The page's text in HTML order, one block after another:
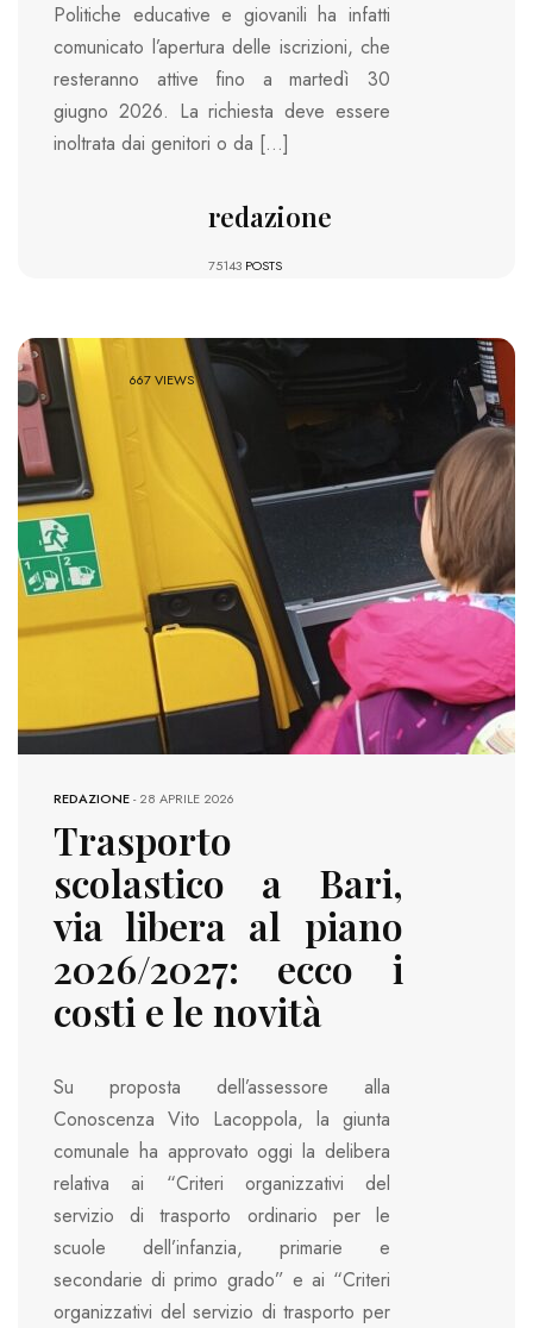
Politiche educative e giovanili ha infatti
comunicato l’apertura delle iscrizioni, che
resteranno attive fino a martedì 30
giugno 2026. La richiesta deve essere
inoltrata dai genitori o da […]
redazione
75143 POSTS
667 VIEWS
REDAZIONE-28 APRILE 2026
Trasporto
scolastico a Bari,
via libera al piano
2026/2027: ecco i
costi e le novità
Su proposta dell’assessore alla
Conoscenza Vito Lacoppola, la giunta
comunale ha approvato oggi la delibera
relativa ai “Criteri organizzativi del
servizio di trasporto ordinario per le
scuole dell’infanzia, primarie e
secondarie di primo grado” e ai “Criteri
organizzativi del servizio di trasporto per